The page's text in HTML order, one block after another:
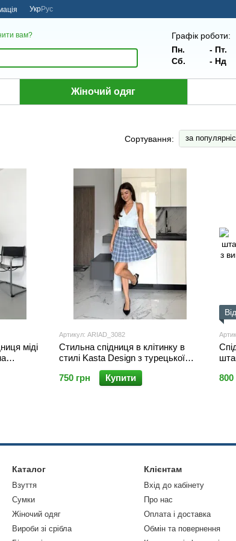
УкрРус
вам?
Графік роботи:
Пн.
- Пт.
Сб.
- Нд
Жіночий одяг
Сортування: за
міді
Артикул: ARIAD_3082
Стильна спідниця в клітинку в
стилі Kasta Design з турецької
фланелі, широкі складки, висока
посадка, Блакитний, 42/44
750 грн Купити
з
800
Каталог
Взуття
Сумки
Жіночий одяг
Вироби зі срібла
Клієнтам
Вхід до кабінету
Про нас
Оплата і доставка
Обмін та повернення